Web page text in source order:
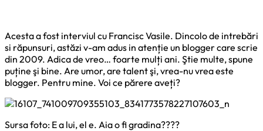
Acesta a fost interviul cu Francisc Vasile. Dincolo de intrebări
si răpunsuri, astăzi v-am adus in atenție un blogger care scrie
din 2009. Adica de vreo… foarte mulți ani. Ştie multe, spune
puține şi bine. Are umor, are talent şi, vrea-nu vrea este
blogger. Pentru mine. Voi ce părere aveți?
Sursa foto: E a lui, el e. Aia o fi gradina????